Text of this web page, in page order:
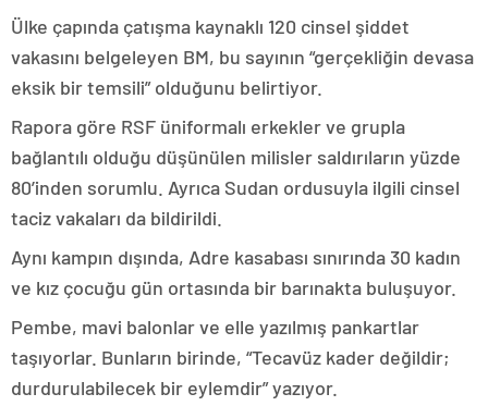
Ülke çapında çatışma kaynaklı 120 cinsel şiddet
vakasını belgeleyen BM, bu sayının “gerçekliğin devasa
eksik bir temsili” olduğunu belirtiyor.
Rapora göre RSF üniformalı erkekler ve grupla
bağlantılı olduğu düşünülen milisler saldırıların yüzde
80’inden sorumlu. Ayrıca Sudan ordusuyla ilgili cinsel
taciz vakaları da bildirildi.
Aynı kampın dışında, Adre kasabası sınırında 30 kadın
ve kız çocuğu gün ortasında bir barınakta buluşuyor.
Pembe, mavi balonlar ve elle yazılmış pankartlar
taşıyorlar. Bunların birinde, “Tecavüz kader değildir;
durdurulabilecek bir eylemdir” yazıyor.